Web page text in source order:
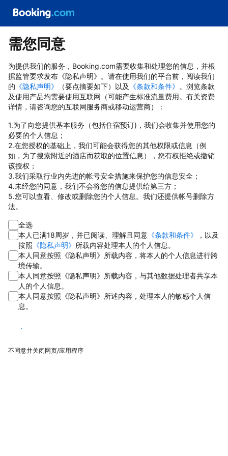
需您同意
为提供我们的服务，Booking.com需要收集和处理您的信息，并根
据监管要求发布《隐私声明》。请在使用我们的平台前，阅读我们
的 《隐私声明》 （要点摘要如下）以及 《条款和条件》 。浏览条款
及使用产品均需要使用互联网（可能产生标准流量费用。有关资费
详情，请咨询您的互联网服务商或移动运营商）：
1.为了向您提供基本服务（包括住宿预订)，我们会收集并使用您的
必要的个人信息；
2.在您授权的基础上，我们可能会获得您的其他权限或信息（例
如，为了搜索附近的酒店而获取的位置信息），您有权拒绝或撤销
该授权；
3.我们采取行业内先进的帐号安全措施来保护您的信息安全；
4.未经您的同意，我们不会将您的信息提供给第三方；
5.您可以查看、修改或删除您的个人信息。我们还提供帐号删除方
法。
全选
本人已满18周岁，并已阅读、理解且同意 《条款和条件》
，以及
按照 《隐私声明》 所载内容处理本人的个人信息。
本人同意按照《隐私声明》所载内容，将本人的个人信息进行跨
境传输。
本人同意按照《隐私声明》所载内容，与其他数据处理者共享本
人的个人信息。
本人同意按照《隐私声明》所述内容，处理本人的敏感个人信
息。
同意
不同意并关闭网页/应用程序